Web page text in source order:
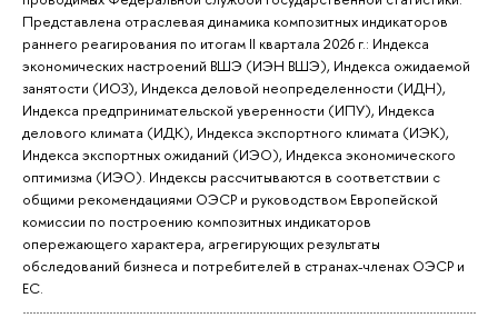
Представлена отраслевая динамика композитных индикаторов
раннего реагирования по итогам II квартала 2026 г.: Индекса
экономических настроений ВШЭ (ИЭН ВШЭ), Индекса ожидаемой
занятости (ИОЗ), Индекса деловой неопределенности (ИДН),
Индекса предпринимательской уверенности (ИПУ), Индекса
делового климата (ИДК), Индекса экспортного климата (ИЭК),
Индекса экспортных ожиданий (ИЭО), Индекса экономического
оптимизма (ИЭО). Индексы рассчитываются в соответствии с
общими рекомендациями ОЭСР и руководством Европейской
комиссии по построению композитных индикаторов
опережающего характера, агрегирующих результаты
обследований бизнеса и потребителей в странах-членах ОЭСР и
ЕС.